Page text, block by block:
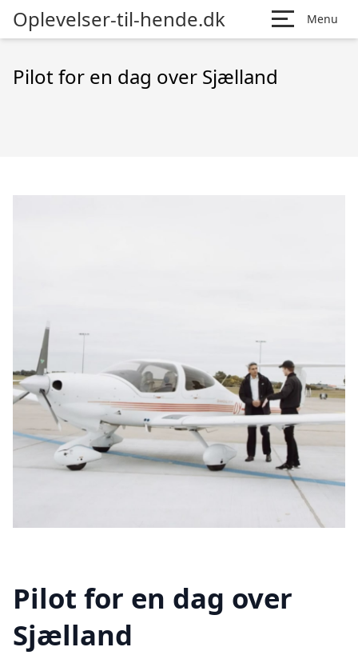
Oplevelser-til-hende.dk Menu
Pilot for en dag over Sjælland
Pilot for en dag over
Sjælland